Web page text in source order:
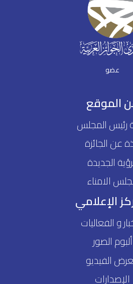
عضو
الموقع
رئيس المجلس
عن الجائزة
الجديدة
الامناء
الإعلامي
و الفعاليات
ألبوم الصور
الفيديو
الإصدارات